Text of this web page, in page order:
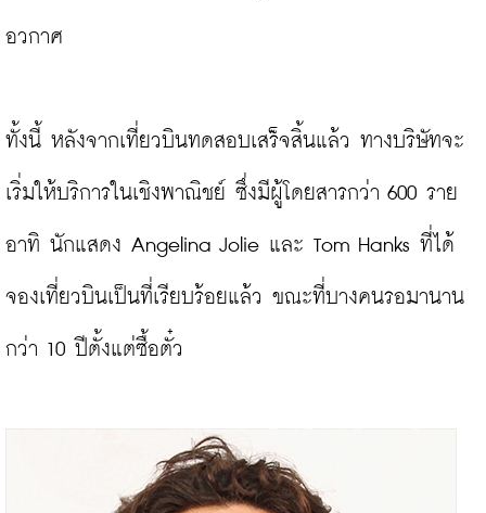
อวกาศ
ทั้งนี้ หลังจากเที่ยวบินทดสอบเสร็จสิ้นแล้ว ทางบริษัทจะ
เริ่มให้บริการในเชิงพาณิชย์ ซึ่งมีผู้โดยสารกว่า 600 ราย
อาทิ นักแสดง Angelina Jolie และ Tom Hanks ที่ได้
จองเที่ยวบินเป็นที่เรียบร้อยแล้ว ขณะที่บางคนรอมานาน
กว่า 10 ปีตั้งแต่ซื้อตั๋ว